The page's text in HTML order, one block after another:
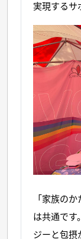
実現するサ
「家族の
は共通です
ジーと包摂